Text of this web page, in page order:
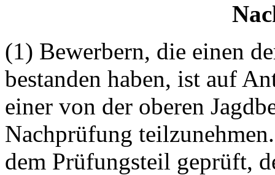
(1) Bewerbern, die einen
bestanden haben, ist auf
einer von der oberen
Nachprüfung
dem Prüfungsteil geprüft,